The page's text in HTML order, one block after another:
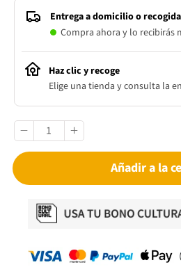
Entrega a domicilio o
Compra ahora y lo recibirás
Haz clic y recoge
Elige una tienda y consulta la
Añadir a la